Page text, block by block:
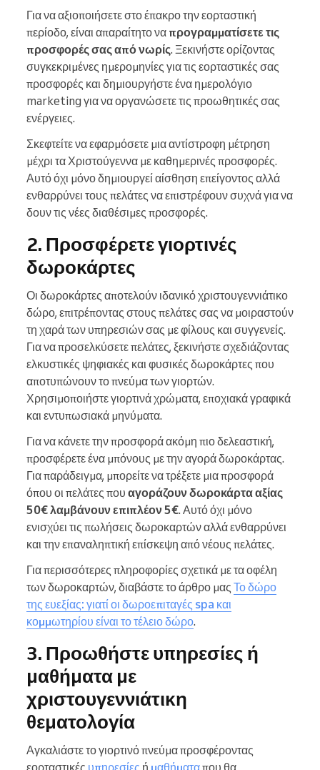
Για να αξιοποιήσετε στο έπακρο την εορταστική
περίοδο, είναι απαραίτητο να προγραμματίσετε τις
προσφορές σας από νωρίς. Ξεκινήστε ορίζοντας
συγκεκριμένες ημερομηνίες για τις εορταστικές σας
προσφορές και δημιουργήστε ένα ημερολόγιο
marketing για να οργανώσετε τις προωθητικές σας
ενέργειες.
Σκεφτείτε να εφαρμόσετε μια αντίστροφη μέτρηση
μέχρι τα Χριστούγεννα με καθημερινές προσφορές.
Αυτό όχι μόνο δημιουργεί αίσθηση επείγοντος αλλά
ενθαρρύνει τους πελάτες να επιστρέφουν συχνά για να
δουν τις νέες διαθέσιμες προσφορές.
2. Προσφέρετε γιορτινές
δωροκάρτες
Οι δωροκάρτες αποτελούν ιδανικό χριστουγεννιάτικο
δώρο, επιτρέποντας στους πελάτες σας να μοιραστούν
τη χαρά των υπηρεσιών σας με φίλους και συγγενείς.
Για να προσελκύσετε πελάτες, ξεκινήστε σχεδιάζοντας
ελκυστικές ψηφιακές και φυσικές δωροκάρτες που
αποτυπώνουν το πνεύμα των γιορτών.
Χρησιμοποιήστε γιορτινά χρώματα, εποχιακά γραφικά
και εντυπωσιακά μηνύματα.
Για να κάνετε την προσφορά ακόμη πιο δελεαστική,
προσφέρετε ένα μπόνους με την αγορά δωροκάρτας.
Για παράδειγμα, μπορείτε να τρέξετε μια προσφορά
όπου οι πελάτες που αγοράζουν δωροκάρτα αξίας
50€ λαμβάνουν επιπλέον 5€. Αυτό όχι μόνο
ενισχύει τις πωλήσεις δωροκαρτών αλλά ενθαρρύνει
και την επαναληπτική επίσκεψη από νέους πελάτες.
Για περισσότερες πληροφορίες σχετικά με τα οφέλη
των δωροκαρτών, διαβάστε το άρθρο μας Το δώρο
της ευεξίας: γιατί οι δωροεπιταγές spa και
κομμωτηρίου είναι το τέλειο δώρο.
3. Προωθήστε υπηρεσίες ή
μαθήματα με
χριστουγεννιάτικη
θεματολογία
Αγκαλιάστε το γιορτινό πνεύμα προσφέροντας